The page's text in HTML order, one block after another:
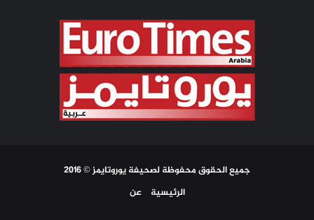
جميع الحقوق محفوظة لصحيفة يوروتايمز © 2016
الرئيسية
عن